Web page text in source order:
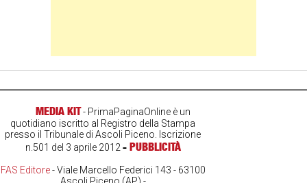
MEDIA KIT- PrimaPaginaOnline è un
quotidiano iscritto al Registro della Stampa
presso il Tribunale di Ascoli Piceno. Iscrizione
n.501 del 3 aprile 2012- PUBBLICITÀ
FAS Editore- Viale Marcello Federici 143 - 63100